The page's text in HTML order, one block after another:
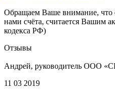
Обращаем Ваше внимание, что
нами счёта, считается Вашим
кодекса РФ)
Отзывы
Андрей, руководитель ООО
11 03 2019